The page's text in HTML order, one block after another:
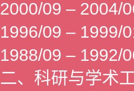
2000/09 – 2004/
1996/09 – 1999/
1988/09 – 1992/
二、科研与学术